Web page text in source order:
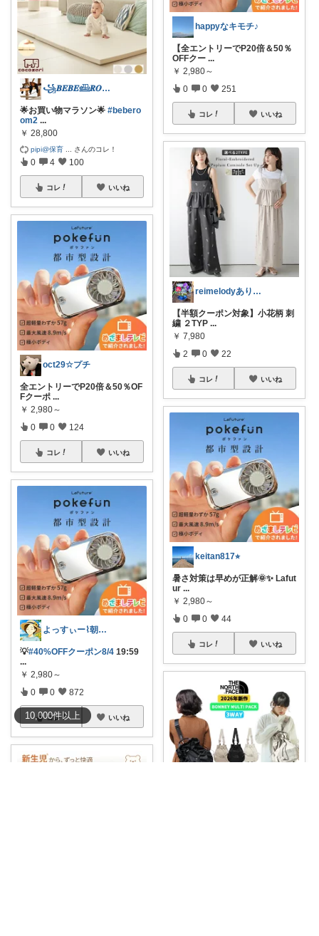
10,000件以上
꧁𝑩𝑬𝑩𝑬𓊝𝑹𝑶𝑶𝑴꧂
🌟お買い物マラソン🌟 #bebero
om2 ...
￥ 28,800
pipi@保育 さんのコレ！
0 4 100
コレ いいね
oct29☆プチ
全エントリーでP20倍＆50％OF
Fクーポ ...
￥ 2,980～
0 0 124
コレ いいね
よっすぃー⌇朝コレ☀楽しい暮らし😇
💡#40%OFFクーポン8/4 19:59
...
￥ 2,980～
0 0 872
コレ いいね
happyなキモチ♪
【全エントリーでP20倍＆50％
OFFクー ...
￥ 2,980～
0 0 251
コレ いいね
reimelodyありがとうございます
【半額クーポン対象】小花柄 刺
繍 ２TYP ...
￥ 7,980
2 0 22
コレ いいね
keitan817⭐︎
暑さ対策は早めが正解🌞✨ Lafut
ur ...
￥ 2,980～
0 0 44
コレ いいね